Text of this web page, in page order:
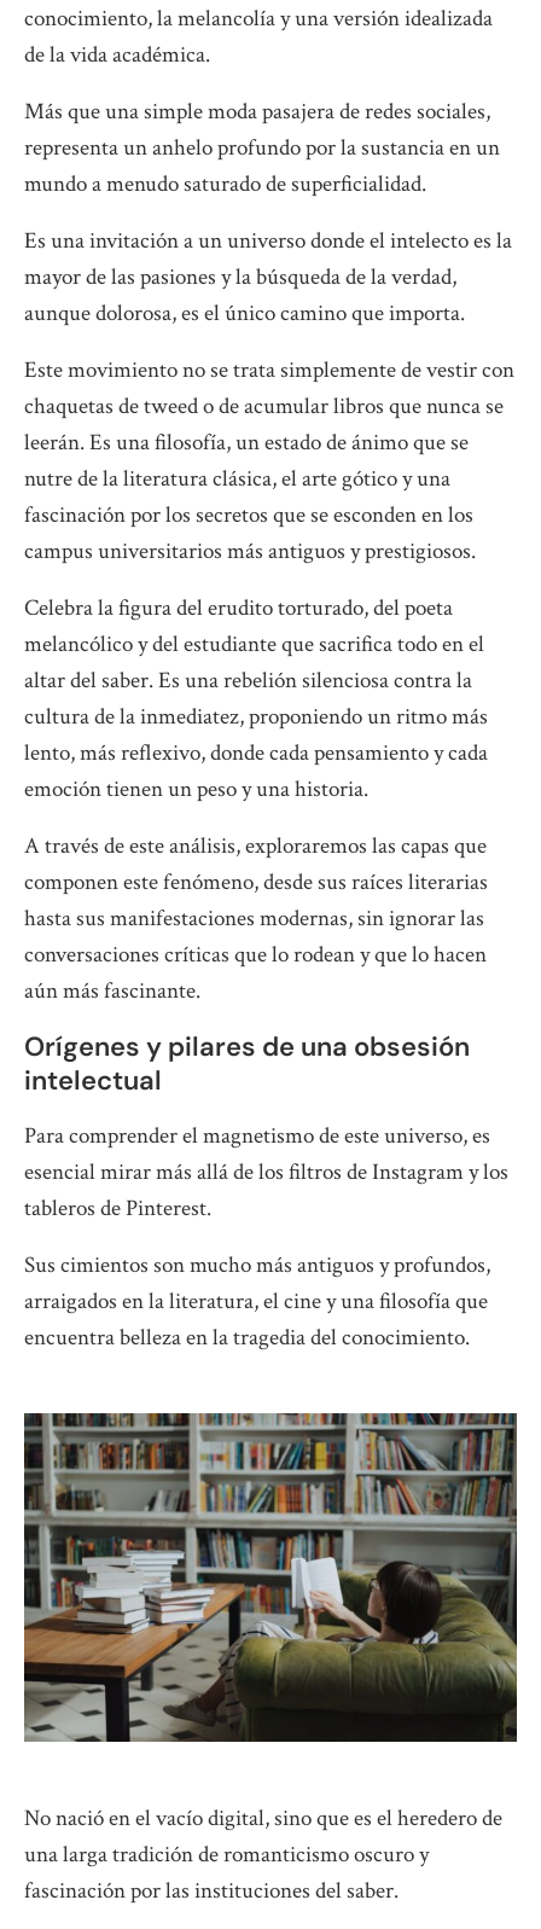
conocimiento, la melancolía y una versión idealizada
de la vida académica.
Más que una simple moda pasajera de redes sociales,
representa un anhelo profundo por la sustancia en un
mundo a menudo saturado de superficialidad.
Es una invitación a un universo donde el intelecto es la
mayor de las pasiones y la búsqueda de la verdad,
aunque dolorosa, es el único camino que importa.
Este movimiento no se trata simplemente de vestir con
chaquetas de tweed o de acumular libros que nunca se
leerán. Es una filosofía, un estado de ánimo que se
nutre de la literatura clásica, el arte gótico y una
fascinación por los secretos que se esconden en los
campus universitarios más antiguos y prestigiosos.
Celebra la figura del erudito torturado, del poeta
melancólico y del estudiante que sacrifica todo en el
altar del saber. Es una rebelión silenciosa contra la
cultura de la inmediatez, proponiendo un ritmo más
lento, más reflexivo, donde cada pensamiento y cada
emoción tienen un peso y una historia.
A través de este análisis, exploraremos las capas que
componen este fenómeno, desde sus raíces literarias
hasta sus manifestaciones modernas, sin ignorar las
conversaciones críticas que lo rodean y que lo hacen
aún más fascinante.
Orígenes y pilares de una obsesión
intelectual
Para comprender el magnetismo de este universo, es
esencial mirar más allá de los filtros de Instagram y los
tableros de Pinterest.
Sus cimientos son mucho más antiguos y profundos,
arraigados en la literatura, el cine y una filosofía que
encuentra belleza en la tragedia del conocimiento.
No nació en el vacío digital, sino que es el heredero de
una larga tradición de romanticismo oscuro y
fascinación por las instituciones del saber.